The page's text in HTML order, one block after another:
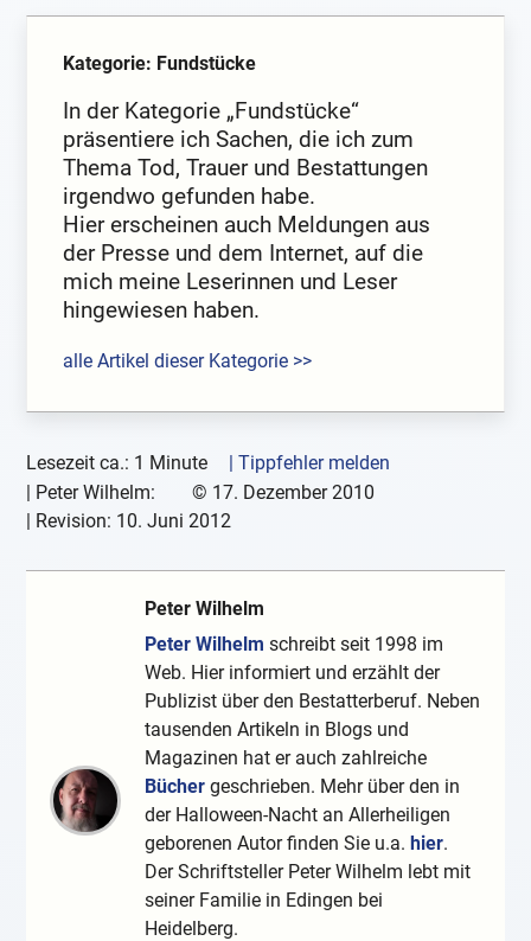
Kategorie: Fundstücke
In der Kategorie „Fundstücke“
präsentiere ich Sachen, die ich zum
Thema Tod, Trauer und Bestattungen
irgendwo gefunden habe.
Hier erscheinen auch Meldungen aus
der Presse und dem Internet, auf die
mich meine Leserinnen und Leser
hingewiesen haben.
alle Artikel dieser Kategorie >>
Lesezeit ca.: 1 Minute
| Tippfehler melden
| Peter Wilhelm: © 17. Dezember 2010
| Revision: 10. Juni 2012
Peter Wilhelm
Peter Wilhelm schreibt seit 1998 im
Web. Hier informiert und erzählt der
Publizist über den Bestatterberuf. Neben
tausenden Artikeln in Blogs und
Magazinen hat er auch zahlreiche
Bücher geschrieben. Mehr über den in
der Halloween-Nacht an Allerheiligen
geborenen Autor finden Sie u.a.hier.
Der Schriftsteller Peter Wilhelm lebt mit
seiner Familie in Edingen bei
Heidelberg.